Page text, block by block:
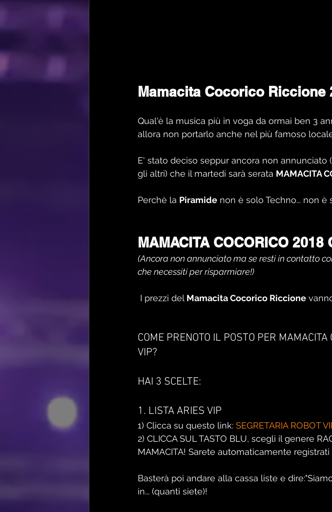
Mamacita Cocorico Riccione
Qual'è la musica più in voga da ormai ben 3
allora non portarlo anche nel più famoso
E' stato deciso seppur ancora non
gli altri) che il martedi sarà serata MAMACITA
Perchè la Piramide non è solo Techno... non è
MAMACITA COCORICO 2018
(Ancora non annunciato ma se resti in contatto
che necessiti per risparmiare!)
I prezzi del Mamacita Cocorico Riccione
COME PRENOTO IL POSTO PER MAMACITA
VIP?
HAI 3 SCELTE:
1. LISTA ARIES VIP
1) Clicca su questo link: SEGRETARIA ROBOT
2) CLICCA SUL TASTO BLU, scegli il genere
MAMACITA! Sarete automaticamente registrati
Basterà poi andare alla cassa liste e
in... (quanti siete)!